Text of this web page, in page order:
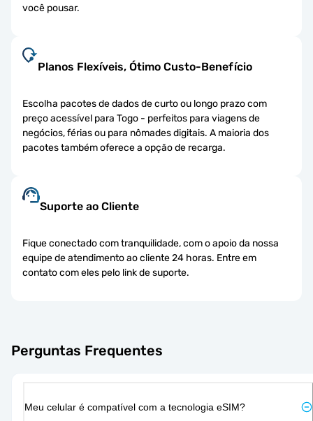
você pousar.
Planos Flexíveis, Ótimo Custo-Benefício
Escolha pacotes de dados de curto ou longo prazo com
preço acessível para Togo - perfeitos para viagens de
negócios, férias ou para nômades digitais. A maioria dos
pacotes também oferece a opção de recarga.
Suporte ao Cliente
Fique conectado com tranquilidade, com o apoio da nossa
equipe de atendimento ao cliente 24 horas. Entre em
contato com eles pelo link de suporte.
Perguntas Frequentes
Meu celular é compatível com a tecnologia eSIM?